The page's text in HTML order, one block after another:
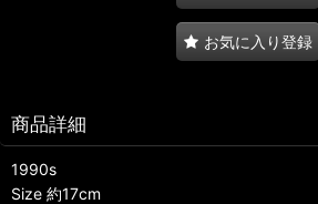
お気に入り登録
商品詳細
1990s
Size 約17cm